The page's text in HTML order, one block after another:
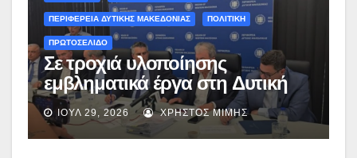
ΠΕΡΙΦΕΡΕΙΑ ΔΥΤΙΚΗΣ ΜΑΚΕΔΟΝΙΑΣ ΠΟΛΙΤΙΚΗ
ΠΡΩΤΟΣΕΛΙΔΟ
Σε τροχιά υλοποίησης
εμβληματικά έργα στη Δυτική
Μακεδονία: Ο απολογισμός του
Γιώργου Αμανατίδη μετά την
κυβερνητική περιοδεία –
ΙΟΎΛ 29, 2026 ΧΡΉΣΤΟΣ ΜΊΜΗΣ